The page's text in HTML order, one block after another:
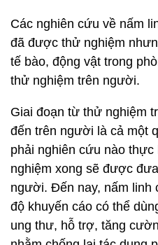
Các nghiên cứu về nấm
đã được thử nghiệm
tế bào, động vật trong
thử nghiệm trên người.
Giai đoạn từ thử nghiệm
đến trên người là cả một
phải nghiên cứu nào thực
nghiệm xong sẽ được
người. Đến nay, nấm
độ khuyến cáo có thể
ung thư, hỗ trợ, tăng